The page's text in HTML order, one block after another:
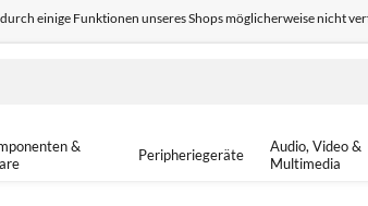
einige Funktionen unseres Shops möglicherweise nicht
&
Peripheriegeräte
Audio, Video &
Multimedia